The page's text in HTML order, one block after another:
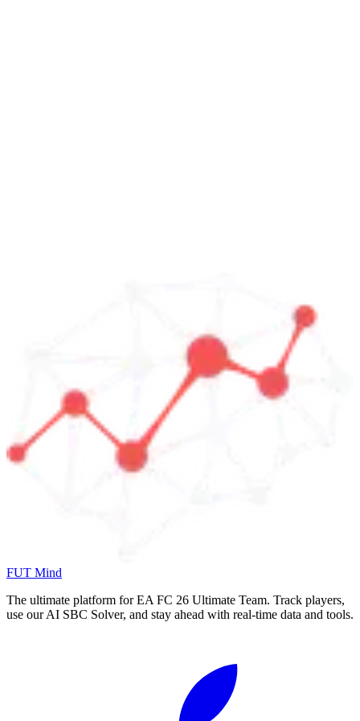
FUT Mind
The ultimate platform for EA FC 26 Ultimate Team. Track players,
use our AI SBC Solver, and stay ahead with real-time data and tools.